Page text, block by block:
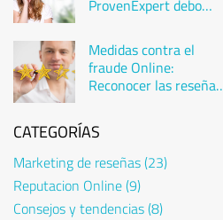
ProvenExpert debo
Medidas contra el
fraude Online:
Reconocer las reseñas
CATEGORÍAS
Marketing de reseñas(23)
Reputacion Online(9)
Consejos y tendencias(8)